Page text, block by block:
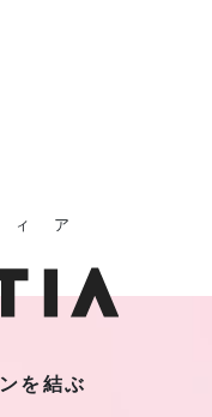
ア
を結ぶ